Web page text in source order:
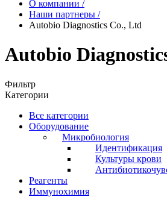
О компании /
Наши партнеры /
Autobio Diagnostics Co., Ltd
Autobio
Фильтр
Категории
Все категории
Оборудование
Микробиология
Идентификация
Культуры крови
Реагенты
Иммунохимия